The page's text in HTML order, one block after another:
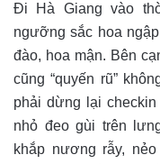
Đi Hà Giang vào
ngưỡng sắc hoa
đào, hoa mận. Bên
cũng “quyến rũ”
phải dừng lại
nhỏ đeo gùi trên
khắp nương rẫy,